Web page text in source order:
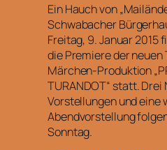
Ein Hauch von
Schwabacher
Freitag, 9. Januar 2015
die Premiere der
Märchen-Produktion
TURANDOT“ statt.
Vorstellungen und eine
Abendvorstellung
Sonntag.